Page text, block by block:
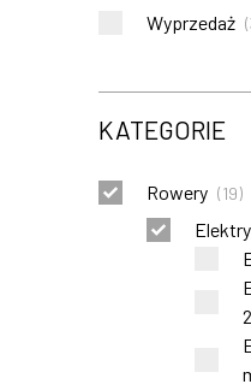
Wyprzedaż (
KATEGORIE
Rowery (19)